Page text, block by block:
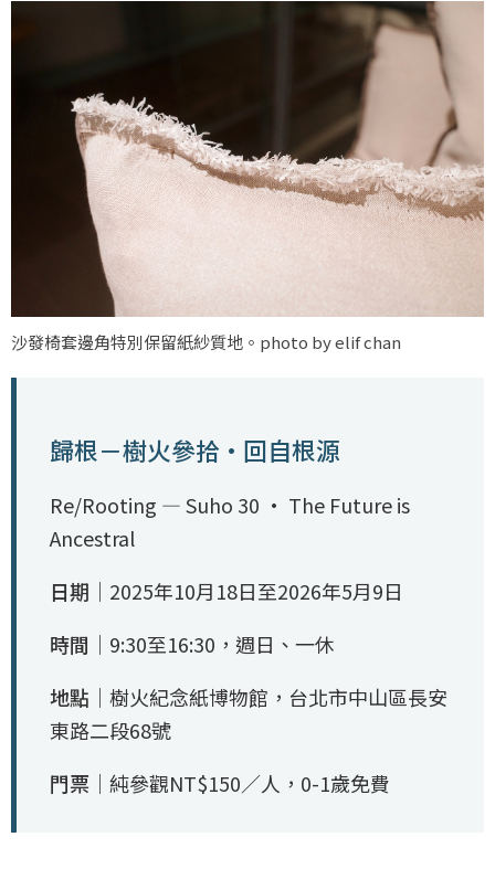
沙發椅套邊角特別保留紙紗質地。photo by elif chan
歸根－樹火參拾·回自根源
Re/Rooting — Suho 30 · The Future is
Ancestral
日期｜ 2025年10月18日至2026年5月9日
時間｜ 9:30至16:30，週日、一休
地點｜ 樹火紀念紙博物館，台北市中山區長安
東路二段68號
門票｜ 純參觀NT$150／人，0-1歲免費